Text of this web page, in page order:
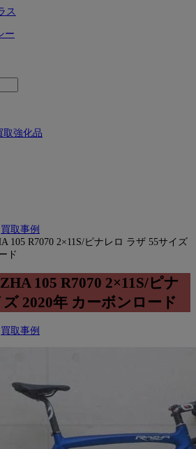
ス
ー
取強化品
買取事例
105 R7070 2×11S/ピナレロ ラザ 55サイズ
ド
105 R7070 2×11S/ピナ
2020年 カーボンロード
買取事例